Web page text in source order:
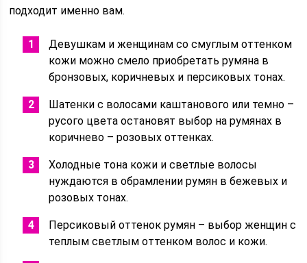
подходит именно вам.
Девушкам и женщинам со смуглым оттенком
кожи можно смело приобретать румяна в
бронзовых, коричневых и персиковых тонах.
Шатенки с волосами каштанового или темно –
русого цвета остановят выбор на румянах в
коричнево – розовых оттенках.
Холодные тона кожи и светлые волосы
нуждаются в обрамлении румян в бежевых и
розовых тонах.
Персиковый оттенок румян – выбор женщин с
теплым светлым оттенком волос и кожи.